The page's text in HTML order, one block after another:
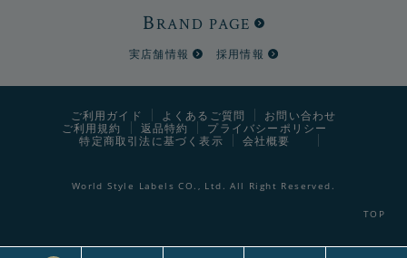
BRAND PAGE
実店舗情報 採用情報
ご利用ガイド よくあるご質問
お問い合わせ
ご利用規約
返品特約
プライバシーポリシー
特定商取引法に基づく表示
会社概要
World Style Labels CO., Ltd. All Right Reserved.